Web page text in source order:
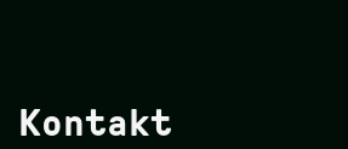
Kontakt